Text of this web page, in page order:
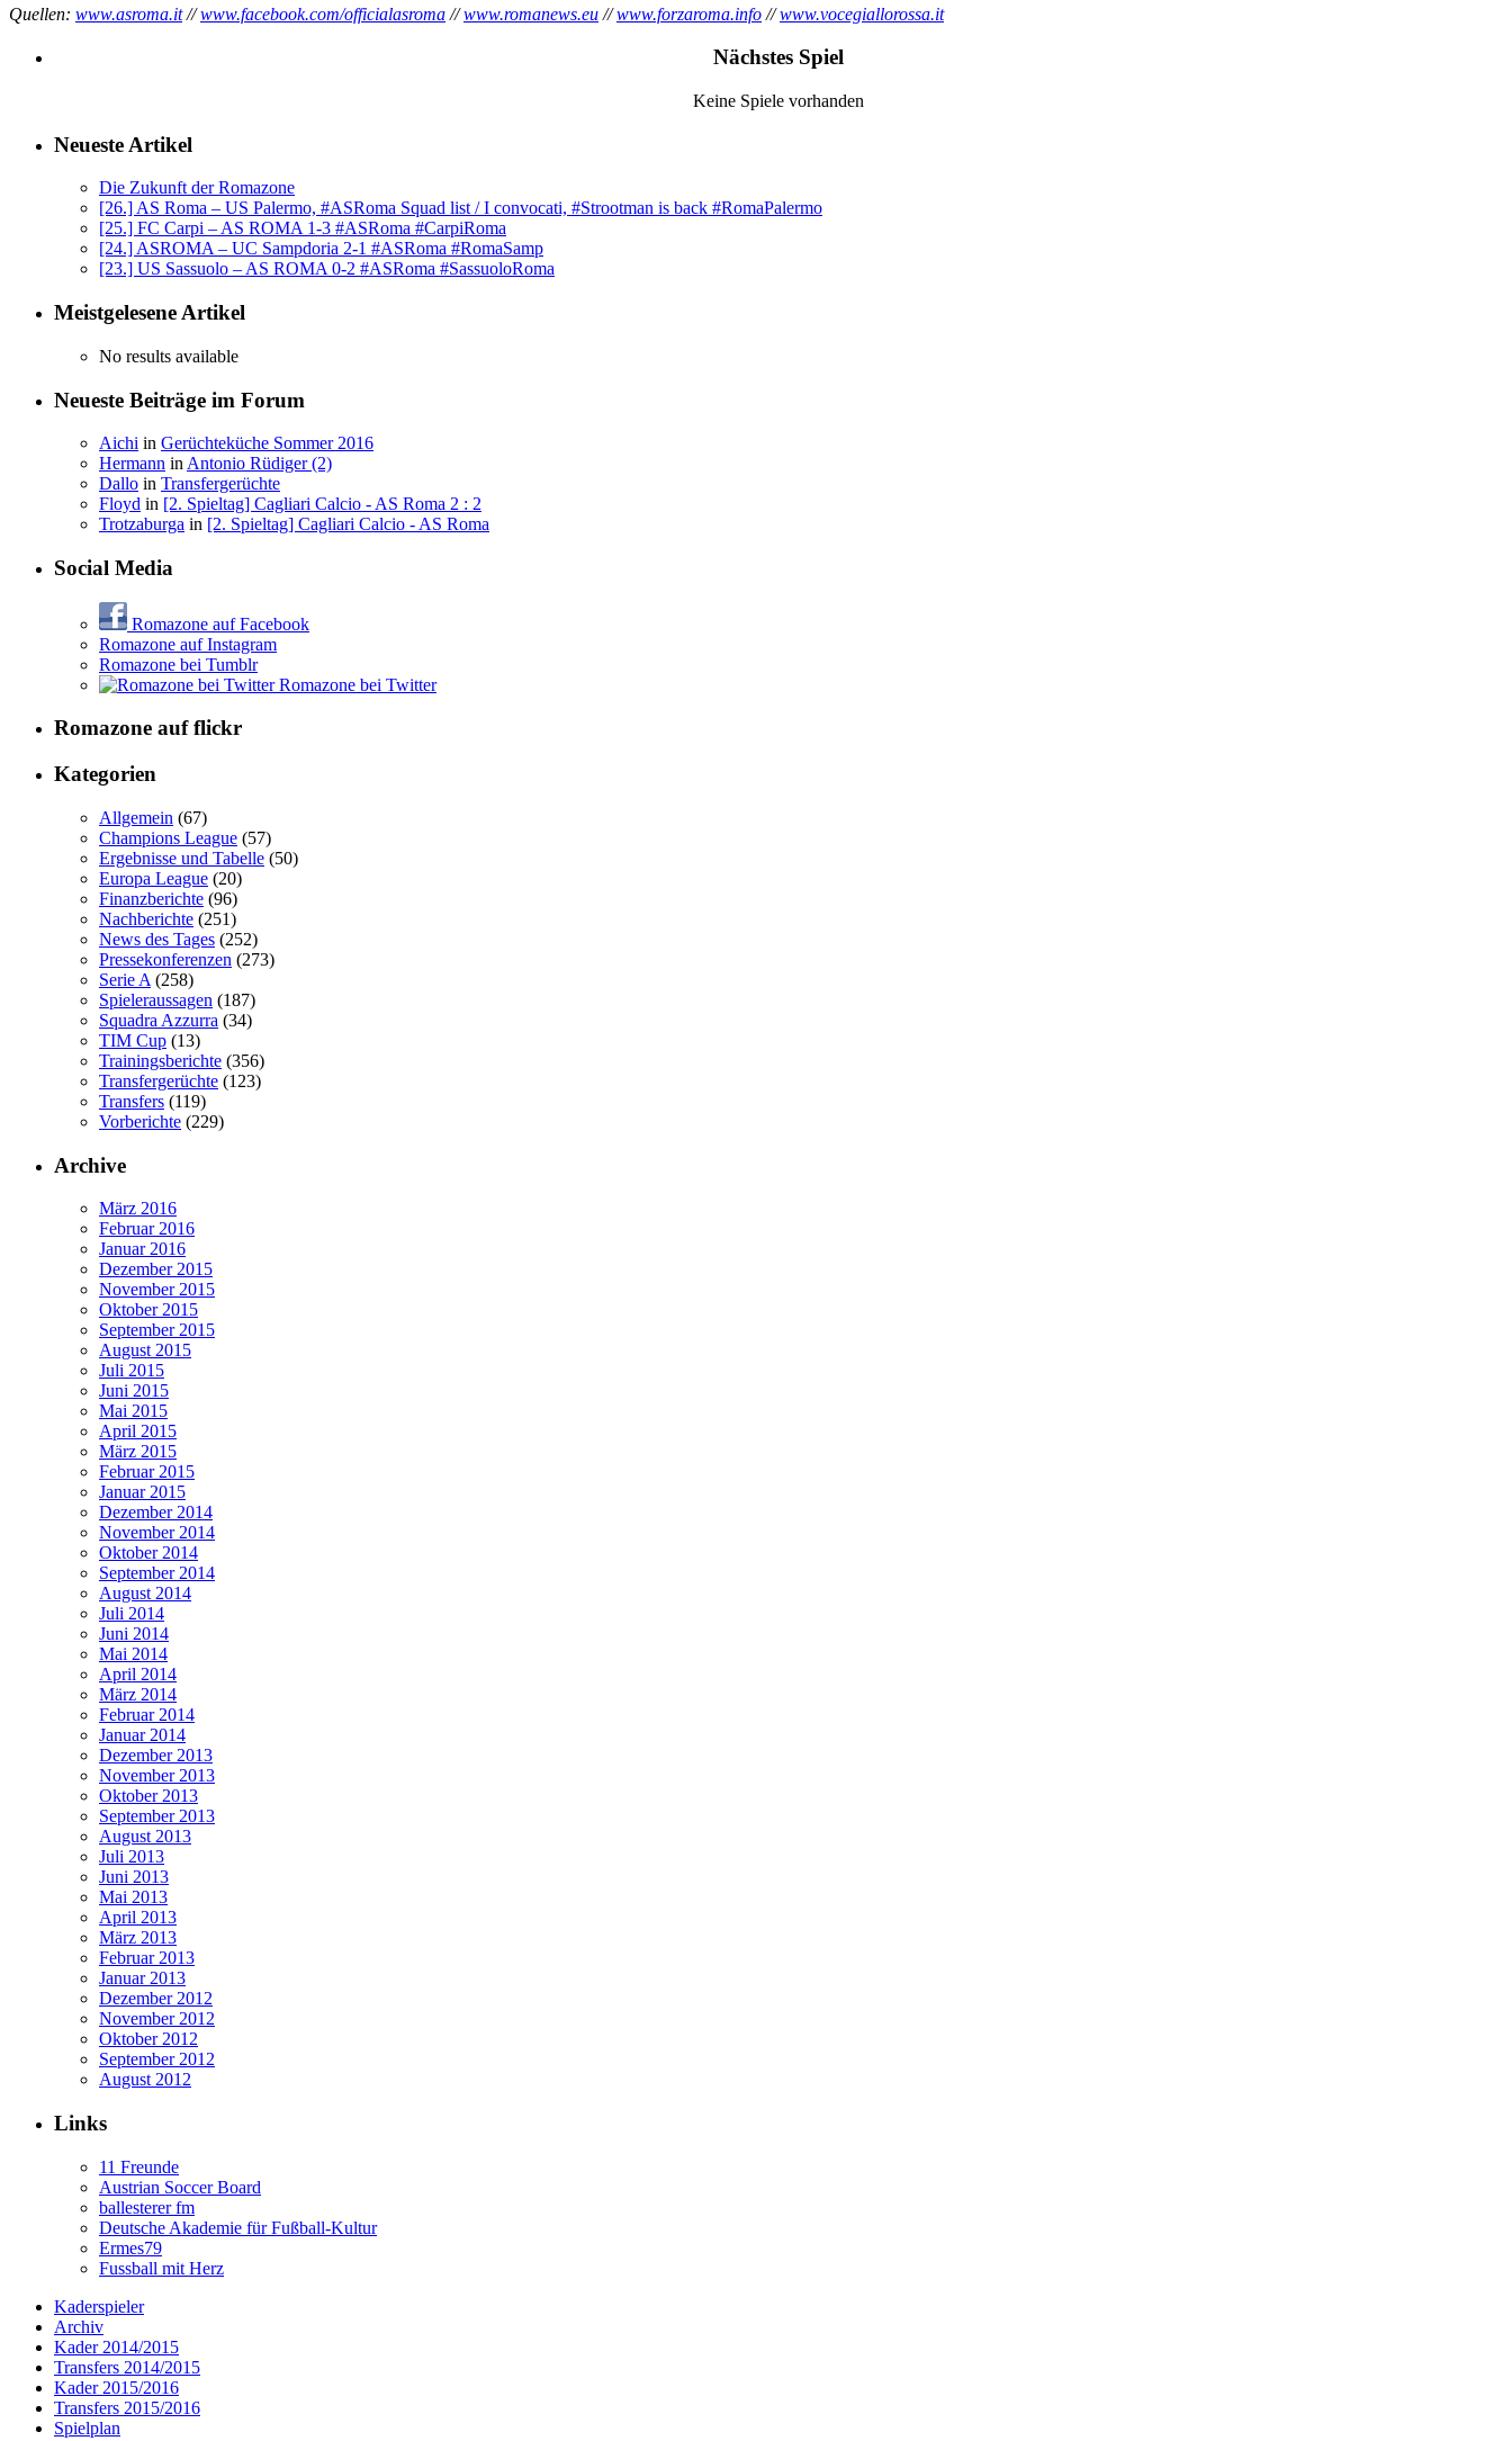
Quellen: www.asroma.it//www.facebook.com/officialasroma //www.romanews.eu //www.forzaroma.info //www.vocegiallorossa.it
Nächstes Spiel
Keine Spiele vorhanden
Neueste Artikel
Die Zukunft der Romazone
[26.] AS Roma – US Palermo, #ASRoma Squad list / I convocati, #Strootman is back #RomaPalermo
[25.] FC Carpi – AS ROMA 1-3 #ASRoma #CarpiRoma
[24.] ASROMA – UC Sampdoria 2-1 #ASRoma #RomaSamp
[23.] US Sassuolo – AS ROMA 0-2 #ASRoma #SassuoloRoma
Meistgelesene Artikel
No results available
Neueste Beiträge im Forum
Aichi in Gerüchteküche Sommer 2016
Hermann in Antonio Rüdiger (2)
Dallo in Transfergerüchte
Floyd in [2. Spieltag] Cagliari Calcio - AS Roma 2 : 2
Trotzaburga in [2. Spieltag] Cagliari Calcio - AS Roma
Social Media
Romazone auf Facebook
Romazone auf Instagram
Romazone bei Tumblr
Romazone bei Twitter
Romazone aufflickr
Kategorien
Allgemein (67)
Champions League (57)
Ergebnisse und Tabelle (50)
Europa League (20)
Finanzberichte (96)
Nachberichte (251)
News des Tages (252)
Pressekonferenzen (273)
Serie A (258)
Spieleraussagen (187)
Squadra Azzurra (34)
TIM Cup (13)
Trainingsberichte (356)
Transfergerüchte (123)
Transfers (119)
Vorberichte (229)
Archive
März 2016
Februar 2016
Januar 2016
Dezember 2015
November 2015
Oktober 2015
September 2015
August 2015
Juli 2015
Juni 2015
Mai 2015
April 2015
März 2015
Februar 2015
Januar 2015
Dezember 2014
November 2014
Oktober 2014
September 2014
August 2014
Juli 2014
Juni 2014
Mai 2014
April 2014
März 2014
Februar 2014
Januar 2014
Dezember 2013
November 2013
Oktober 2013
September 2013
August 2013
Juli 2013
Juni 2013
Mai 2013
April 2013
März 2013
Februar 2013
Januar 2013
Dezember 2012
November 2012
Oktober 2012
September 2012
August 2012
Links
11 Freunde
Austrian Soccer Board
ballesterer fm
Deutsche Akademie für Fußball-Kultur
Ermes79
Fussball mit Herz
Kaderspieler
Archiv
Kader 2014/2015
Transfers 2014/2015
Kader 2015/2016
Transfers 2015/2016
Spielplan